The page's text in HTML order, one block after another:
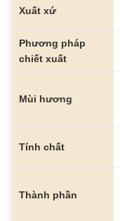
Xuất xứ
Phương pháp
chiết xuất
Mùi hương
Tính chất
Thành phần